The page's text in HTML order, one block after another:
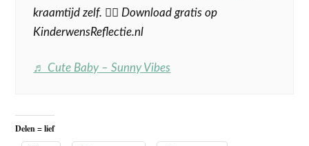
kraamtijd zelf. 👉🏼 Download gratis op
KinderwensReflectie.nl
♬ Cute Baby – Sunny Vibes
Delen = lief